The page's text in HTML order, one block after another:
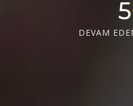
6
DEVAM